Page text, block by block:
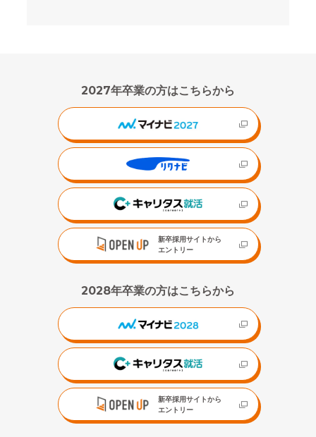
2027年卒業の方はこちらから
新卒採用サイトから
エントリー
2028年卒業の方はこちらから
新卒採用サイトから
エントリー